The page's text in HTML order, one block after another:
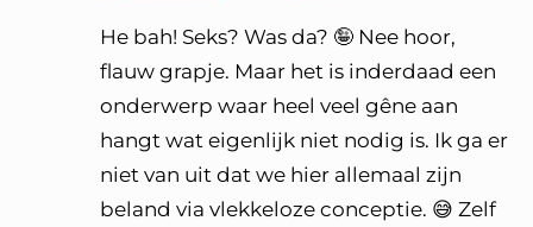
He bah! Seks? Was da? 🤪 Nee hoor,
flauw grapje. Maar het is inderdaad een
onderwerp waar heel veel gêne aan
hangt wat eigenlijk niet nodig is. Ik ga er
niet van uit dat we hier allemaal zijn
beland via vlekkeloze conceptie. 😅 Zelf